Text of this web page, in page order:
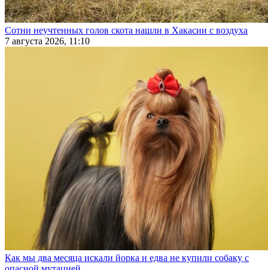
Сотни неучтенных голов скота нашли в Хакасии с воздуха
7 августа 2026, 11:10
Как мы два месяца искали йорка и едва не купили собаку с